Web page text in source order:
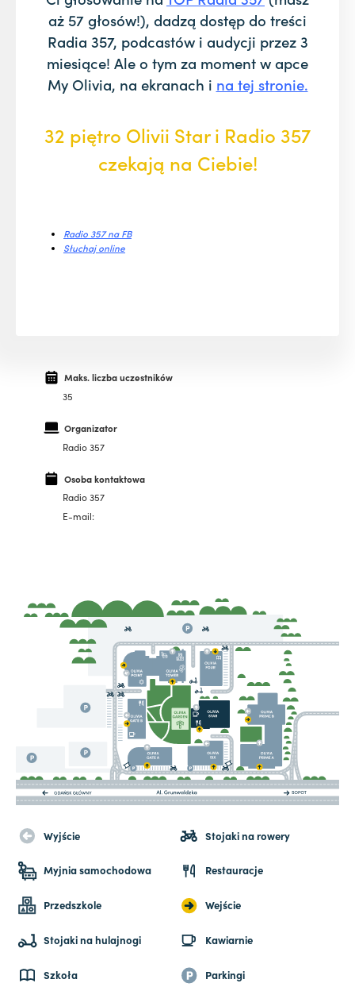
aż 57 głosów!), dadzą dostęp do treści
Radia 357, podcastów i audycji przez 3
miesiące! Ale o tym za moment w apce
My Olivia, na ekranach i na tej stronie.
32 piętro Olivii Star i Radio 357
czekają na Ciebie!
Radio 357 na FB
Słuchaj online
Maks. liczba uczestników
35
Organizator
Radio 357
Osoba kontaktowa
Radio 357
E-mail:
Wyjście Stojaki na rowery
Myjnia samochodowa Restauracje
Przedszkole Wejście
Stojaki na hulajnogi Kawiarnie
Szkoła Parkingi